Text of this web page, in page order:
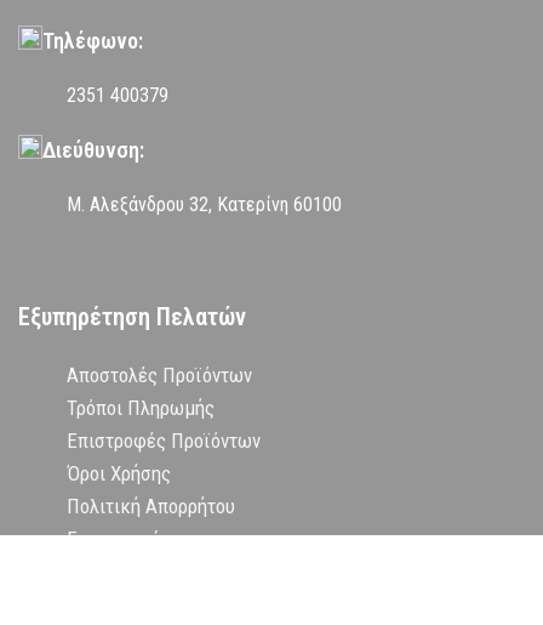
Τηλέφωνο:
2351 400379
Διεύθυνση:
Μ. Αλεξάνδρου 32, Κατερίνη 60100
Εξυπηρέτηση Πελατών
Αποστολές Προϊόντων
Τρόποι Πληρωμής
Επιστροφές Προϊόντων
Όροι Χρήσης
Πολιτική Απορρήτου
Επικοινωνία